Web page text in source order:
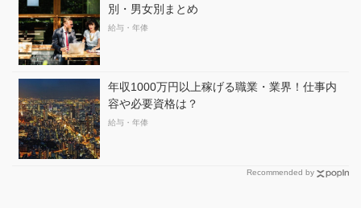
別・男女別まとめ
給与・年俸
年収1000万円以上稼げる職業・業界！仕事内
容や必要資格は？
給与・年俸
Recommended by